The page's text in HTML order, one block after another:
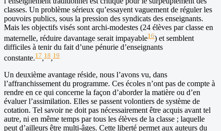
classes. Un problème sérieux qu’essayent vaguement de réguler les
pouvoirs publics, sous la pression des syndicats des enseignants.
Mais les objectifs visés sont archi-modestes (24 élèves par classe en
maternelle, réduire davantage serait impayable16) et semblent
difficiles à tenir du fait d’une pénurie d’enseignants
constante.17,18,19
Un deuxième avantage réside, nous l’avons vu, dans
l’affranchissement du programme. Ces écoles n’ont pas de compte à
rendre en ce qui concerne la façon d’aborder la matière ou d’en
évaluer l’assimilation. Elles se passent volontiers de système de
cotation. Tel savoir ne doit pas nécessairement être acquis avant tel
autre, ni en même temps par tous les élèves de la classe ; laquelle
peut d’ailleurs être multi-âges. Cette liberté permet aux auteurs du